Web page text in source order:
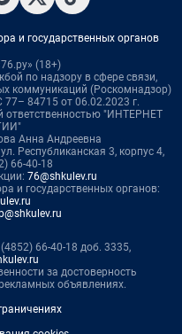
и государственных органов
(18+)
по надзору в сфере связи,
коммуникаций (Роскомнадзор)
84715 от 06.02.2023 г.
ответственностью "ИНТЕРНЕТ
Анна Андреевна
Республиканская 3, корпус 4,
66-40-18
76@shkulev.ru
и государственных органов:
66-40-18 доб. 3335,
за достоверность
объявлениях.